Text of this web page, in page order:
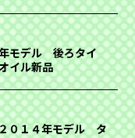
モデル 後ろタイ
ル新品
１４年モデル タ